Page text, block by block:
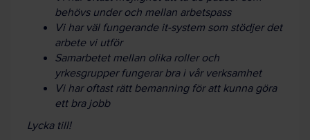
behövs under och mellan arbetspass
Vi har väl fungerande it-system som stödjer det
arbete vi utför
Samarbetet mellan olika roller och
yrkesgrupper fungerar bra i vår verksamhet
Vi har oftast rätt bemanning för att kunna göra
ett bra jobb
Lycka till!